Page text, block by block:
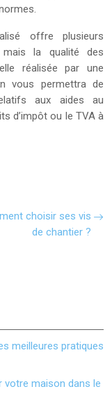
offre plusieurs
mais la qualité des
réalisée par une
vous permettra de
aux aides au
d’impôt ou le TVA à
choisir ses vis
de chantier ?
meilleures pratiques
maison dans le